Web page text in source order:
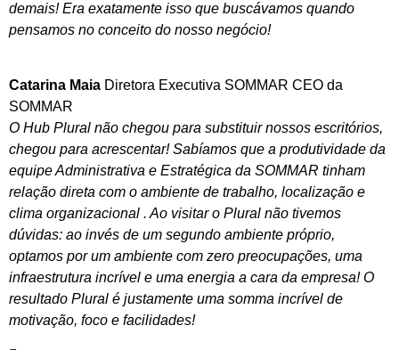
demais! Era exatamente isso que buscávamos quando
pensamos no conceito do nosso negócio!
Catarina Maia Diretora Executiva SOMMAR CEO da
SOMMAR
O Hub Plural não chegou para substituir nossos escritórios,
chegou para acrescentar! Sabíamos que a produtividade da
equipe Administrativa e Estratégica da SOMMAR tinham
relação direta com o ambiente de trabalho, localização e
clima organizacional . Ao visitar o Plural não tivemos
dúvidas: ao invés de um segundo ambiente próprio,
optamos por um ambiente com zero preocupações, uma
infraestrutura incrível e uma energia a cara da empresa! O
resultado Plural é justamente uma somma incrível de
motivação, foco e facilidades!